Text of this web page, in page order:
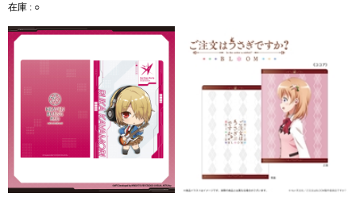
在庫 : ○